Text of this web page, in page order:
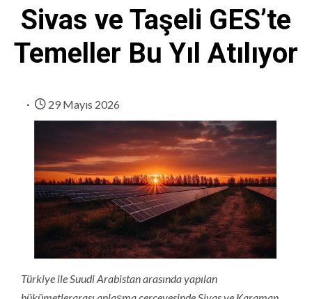
Sivas ve Taşeli GES’te
Temeller Bu Yıl Atılıyor
29 Mayıs 2026
Türkiye ile Suudi Arabistan arasında yapılan